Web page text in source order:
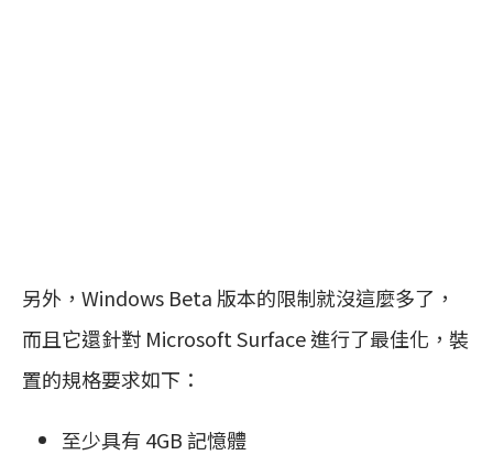
另外，Windows Beta 版本的限制就沒這麼多了，
而且它還針對 Microsoft Surface 進行了最佳化，裝
置的規格要求如下：
至少具有 4GB 記憶體